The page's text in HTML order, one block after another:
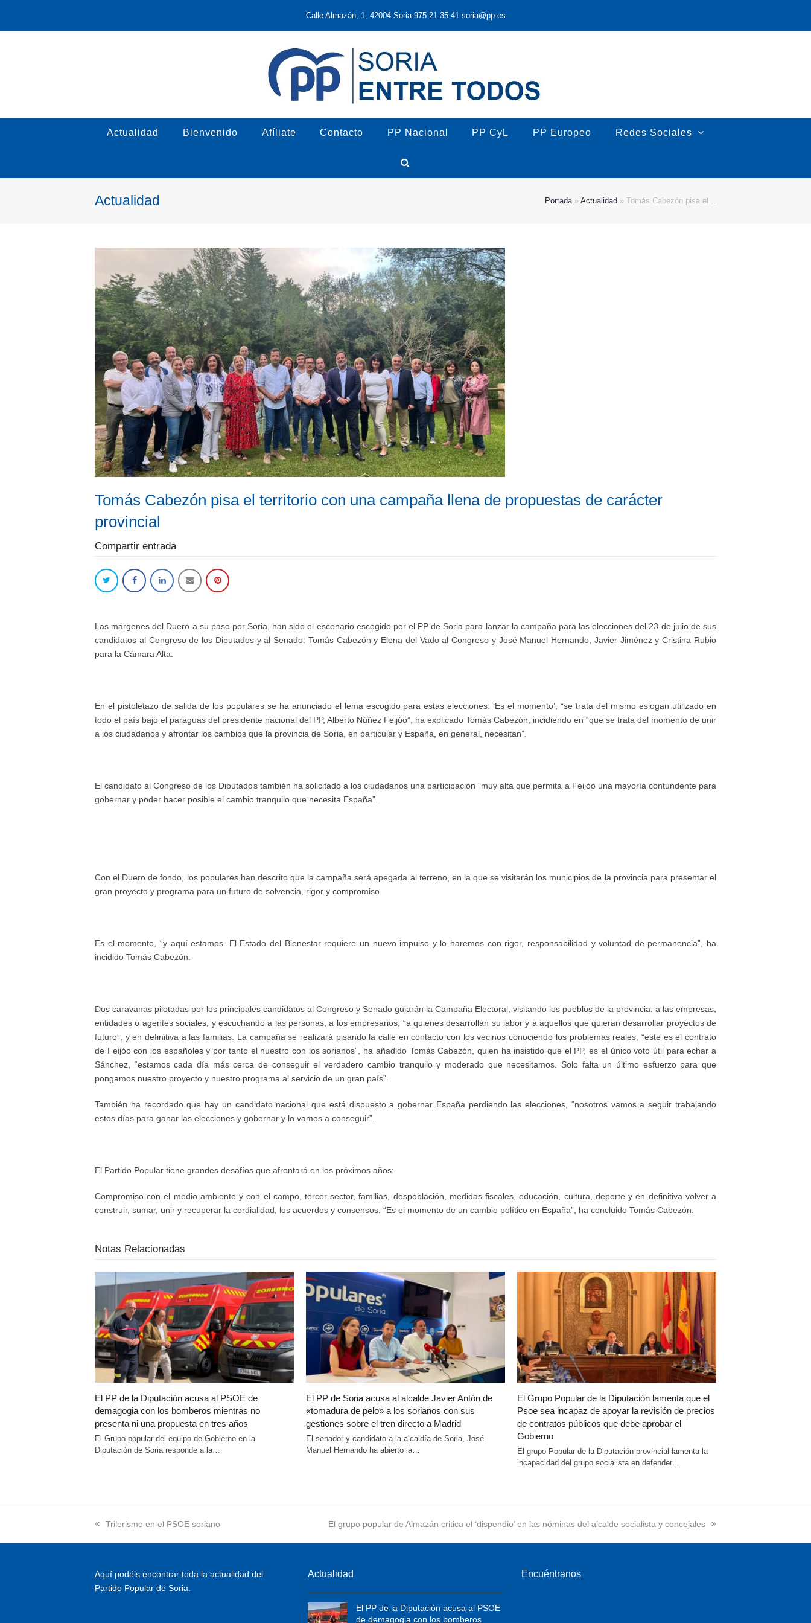
Calle Almazán, 1, 42004 Soria 975 21 35 41 soria@pp.es
Actualidad Bienvenido Afíliate Contacto PP Nacional PP CyL PP Europeo Redes Sociales
Actualidad Portada» Actualidad » Tomás Cabezón pisa el…
Tomás Cabezón pisa el territorio con una campaña llena de propuestas de carácter
provincial
Compartir entrada
Las márgenes del Duero a su paso por Soria, han sido el escenario escogido por el PP de Soria para lanzar la campaña para las elecciones del 23 de julio de sus
candidatos al Congreso de los Diputados y al Senado: Tomás Cabezón y Elena del Vado al Congreso y José Manuel Hernando, Javier Jiménez y Cristina Rubio
para la Cámara Alta.
En el pistoletazo de salida de los populares se ha anunciado el lema escogido para estas elecciones: ‘Es el momento’, “se trata del mismo eslogan utilizado en
todo el país bajo el paraguas del presidente nacional del PP, Alberto Núñez Feijóo”, ha explicado Tomás Cabezón, incidiendo en “que se trata del momento de unir
a los ciudadanos y afrontar los cambios que la provincia de Soria, en particular y España, en general, necesitan”.
El candidato al Congreso de los Diputados también ha solicitado a los ciudadanos una participación “muy alta que permita a Feijóo una mayoría contundente para
gobernar y poder hacer posible el cambio tranquilo que necesita España”.
Con el Duero de fondo, los populares han descrito que la campaña será apegada al terreno, en la que se visitarán los municipios de la provincia para presentar el
gran proyecto y programa para un futuro de solvencia, rigor y compromiso.
Es el momento, “y aquí estamos. El Estado del Bienestar requiere un nuevo impulso y lo haremos con rigor, responsabilidad y voluntad de permanencia”, ha
incidido Tomás Cabezón.
Dos caravanas pilotadas por los principales candidatos al Congreso y Senado guiarán la Campaña Electoral, visitando los pueblos de la provincia, a las empresas,
entidades o agentes sociales, y escuchando a las personas, a los empresarios, “a quienes desarrollan su labor y a aquellos que quieran desarrollar proyectos de
futuro”, y en definitiva a las familias. La campaña se realizará pisando la calle en contacto con los vecinos conociendo los problemas reales, “este es el contrato
de Feijóo con los españoles y por tanto el nuestro con los sorianos”, ha añadido Tomás Cabezón, quien ha insistido que el PP, es el único voto útil para echar a
Sánchez, “estamos cada día más cerca de conseguir el verdadero cambio tranquilo y moderado que necesitamos. Solo falta un último esfuerzo para que
pongamos nuestro proyecto y nuestro programa al servicio de un gran país”.
También ha recordado que hay un candidato nacional que está dispuesto a gobernar España perdiendo las elecciones, “nosotros vamos a seguir trabajando
estos días para ganar las elecciones y gobernar y lo vamos a conseguir”.
El Partido Popular tiene grandes desafíos que afrontará en los próximos años:
Compromiso con el medio ambiente y con el campo, tercer sector, familias, despoblación, medidas fiscales, educación, cultura, deporte y en definitiva volver a
construir, sumar, unir y recuperar la cordialidad, los acuerdos y consensos. “Es el momento de un cambio político en España”, ha concluido Tomás Cabezón.
Notas Relacionadas
El PP de la Diputación acusa al PSOE de
demagogia con los bomberos mientras no
presenta ni una propuesta en tres años
El Grupo popular del equipo de Gobierno en la
Diputación de Soria responde a la…
El PP de Soria acusa al alcalde Javier Antón de
«tomadura de pelo» a los sorianos con sus
gestiones sobre el tren directo a Madrid
El senador y candidato a la alcaldía de Soria, José
Manuel Hernando ha abierto la…
El Grupo Popular de la Diputación lamenta que el
Psoe sea incapaz de apoyar la revisión de precios
de contratos públicos que debe aprobar el
Gobierno
El grupo Popular de la Diputación provincial lamenta la
incapacidad del grupo socialista en defender…
previous
Trilerismo en el PSOE soriano
next
El grupo popular de Almazán critica el ‘dispendio’ en las nóminas del alcalde socialista y concejales
Aquí podéis encontrar toda la actualidad del
Partido Popular de Soria.
Actualidad
El PP de la Diputación acusa al PSOE
de demagogia con los bomberos
Encuéntranos